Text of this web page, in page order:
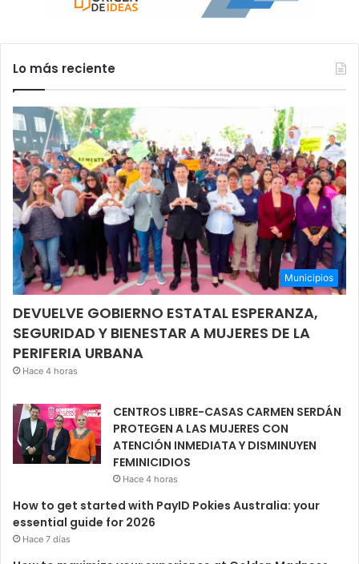
Lo más reciente
Municipios
DEVUELVE GOBIERNO ESTATAL ESPERANZA,
SEGURIDAD Y BIENESTAR A MUJERES DE LA
PERIFERIA URBANA
Hace 4 horas
CENTROS LIBRE-CASAS CARMEN SERDÁN
PROTEGEN A LAS MUJERES CON
ATENCIÓN INMEDIATA Y DISMINUYEN
FEMINICIDIOS
Hace 4 horas
How to get started with PayID Pokies Australia: your
essential guide for 2026
Hace 7 días